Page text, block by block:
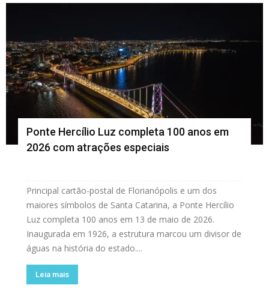
Ponte Hercílio Luz completa 100 anos em
2026 com atrações especiais
Principal cartão-postal de Florianópolis e um dos
maiores símbolos de Santa Catarina, a Ponte Hercílio
Luz completa 100 anos em 13 de maio de 2026.
Inaugurada em 1926, a estrutura marcou um divisor de
águas na história do estado....
Leia mais